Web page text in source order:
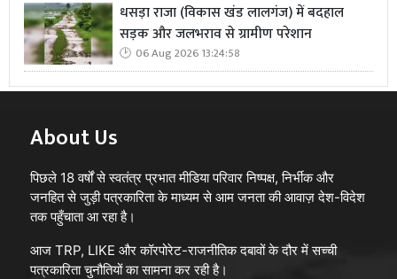
धसड़ा राजा (विकास खंड लालगंज) में बदहाल
सड़क और जलभराव से ग्रामीण परेशान
06 Aug 2026 13:24:58
About Us
पिछले 18 वर्षों से स्वतंत्र प्रभात मीडिया परिवार निष्पक्ष, निर्भीक और
जनहित से जुड़ी पत्रकारिता के माध्यम से आम जनता की आवाज़ देश-विदेश
तक पहुँचाता आ रहा है।
आज TRP, LIKE और कॉरपोरेट-राजनीतिक दबावों के दौर में सच्ची
पत्रकारिता चुनौतियों का सामना कर रही है।